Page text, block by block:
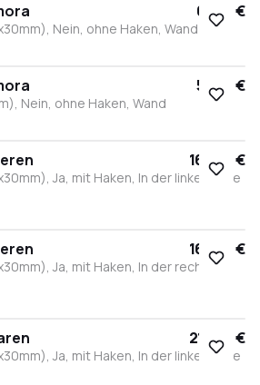
63,95 €
Nein, ohne Haken, Wand
57,90 €
Nein, ohne Haken, Wand
169,00 €
Ja, mit Haken, In der linken Ecke
169,00 €
Ja, mit Haken, In der rechten
214,00 €
Ja, mit Haken, In der linken Ecke